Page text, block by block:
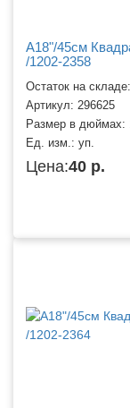
A18"/45см
/1202-2358
Остаток на складе:
Артикул: 296625
Размер в дюймах:
Ед. изм.: уп.
Цена:40 р.